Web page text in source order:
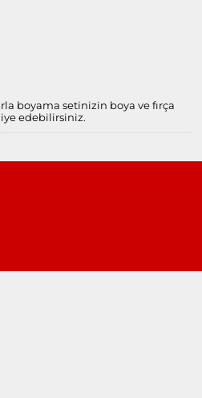
boyama setinizin boya ve fırça
edebilirsiniz.